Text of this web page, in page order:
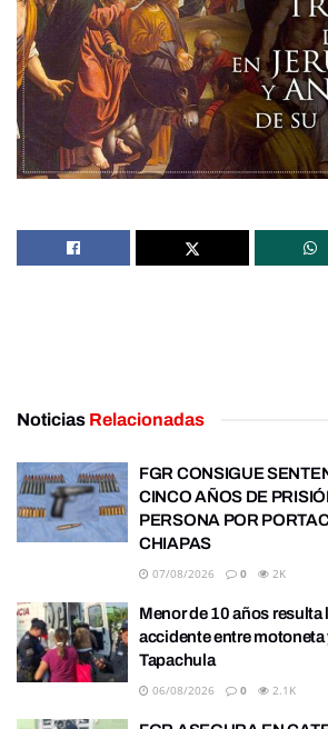
Noticias Relacionadas
FGR CONSIGUE
CINCO AÑOS DE
PERSONA POR
CHIAPAS
07/08/2026 0 2K
Menor de 10 años resulta
accidente entre motoneta
Tapachula
06/08/2026 0 2.1K